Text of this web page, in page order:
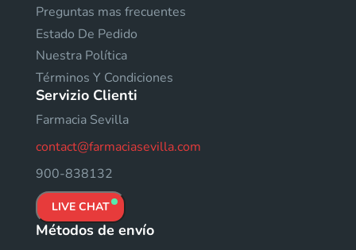
Preguntas mas frecuentes
Estado De Pedido
Nuestra Política
Términos Y Condiciones
Servizio Clienti
Farmacia Sevilla
contact@farmaciasevilla.com
900-838132
LIVE CHAT
Métodos de envío